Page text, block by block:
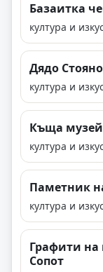
Базаитка
култура и
Дядо
култура и
Къща
култура и
Паметник
култура и
Графити
Сопот